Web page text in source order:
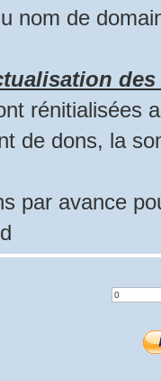
nom de
rénitialisées
de dons, la
par avance